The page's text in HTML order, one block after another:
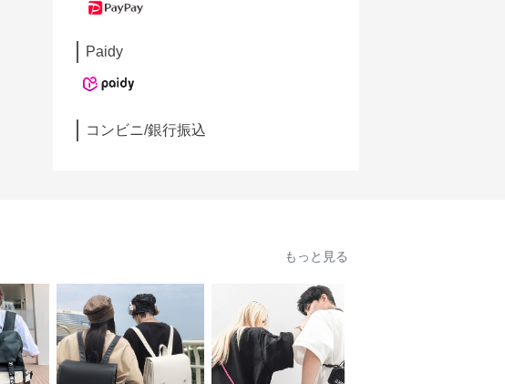
Paidy
コンビニ/銀行振込
もっと見る